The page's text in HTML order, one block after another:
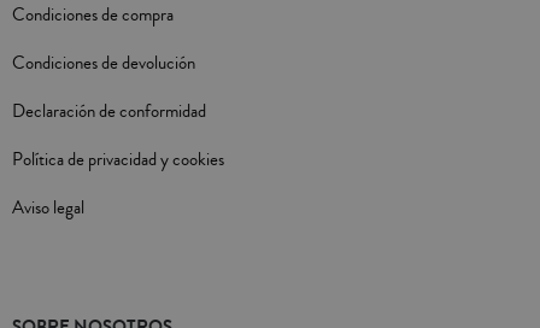
Condiciones de compra
Condiciones de devolución
Declaración de conformidad
Política de privacidad y cookies
Aviso legal